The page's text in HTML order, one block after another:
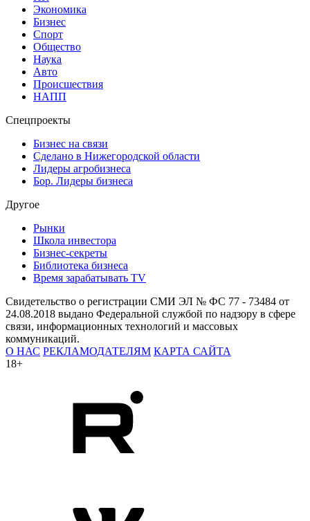
Экономика
Бизнес
Спорт
Общество
Наука
Авто
Происшествия
НАПП
Спецпроекты
Бизнес на связи
Сделано в Нижегородской области
Лидеры агробизнеса
Бор. Лидеры бизнеса
Другое
Рынки
Школа инвестора
Бизнес-секреты
Библиотека бизнеса
Время зарабатывать TV
Свидетельство о регистрации СМИ ЭЛ № ФС 77 - 73484 от
24.08.2018 выдано Федеральной службой по надзору в сфере
связи, информационных технологий и массовых
коммуникаций.
О НАС РЕКЛАМОДАТЕЛЯМ КАРТА САЙТА
18+